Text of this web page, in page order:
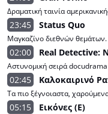
23:45 Status Quo
02:00 Real Detective:
02:45 Καλοκαιρινό
05:15 Εικόνες (E)